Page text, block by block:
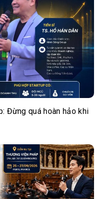
Đừng quá hoàn hảo khi